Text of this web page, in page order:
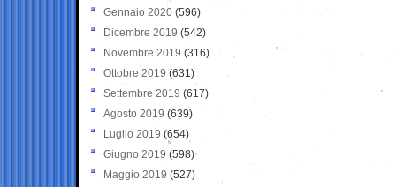
Gennaio 2020 (596)
Dicembre 2019 (542)
Novembre 2019 (316)
Ottobre 2019 (631)
Settembre 2019 (617)
Agosto 2019 (639)
Luglio 2019 (654)
Giugno 2019 (598)
Maggio 2019 (527)